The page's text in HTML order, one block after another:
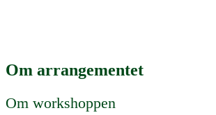
Om arrangementet
Om workshoppen